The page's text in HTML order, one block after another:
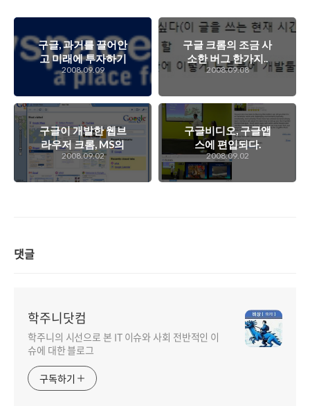
구글, 과거를 끌어안
고 미래에 투자하기
시작하다!
2008.09.09
구글 크롬의 조금 사
소한 버그 한가지..
2008.09.08
구글이 개발한 웹브
라우저 크롬, MS의
인터넷 익스플로러
를 노리다!
2008.09.02
구글비디오, 구글앱
스에 편입되다.
2008.09.02
댓글
학주니닷컴
학주니의 시선으로 본 IT 이슈와 사회 전반적인 이
슈에 대한 블로그
구독하기